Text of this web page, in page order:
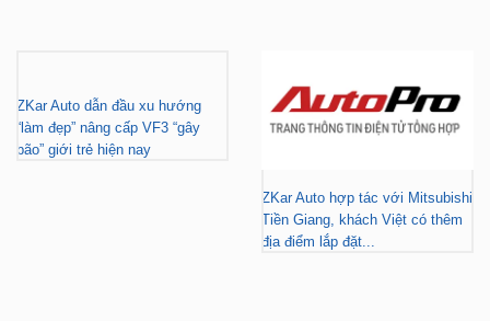
ZKar Auto dẫn đầu xu hướng
“làm đẹp” nâng cấp VF3 “gây
bão” giới trẻ hiện nay
ZKar Auto hợp tác với Mitsubishi
Tiền Giang, khách Việt có thêm
địa điểm lắp đặt...